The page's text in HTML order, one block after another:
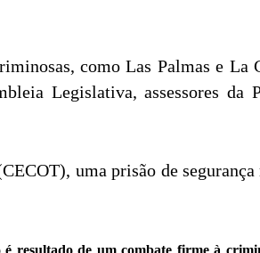
como Las Palmas e La
Legislativa, assessores da
uma prisão de segurança
resultado de um combate firme à